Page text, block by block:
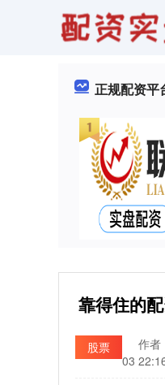
正规配资平
靠得住的
股票 作者
03